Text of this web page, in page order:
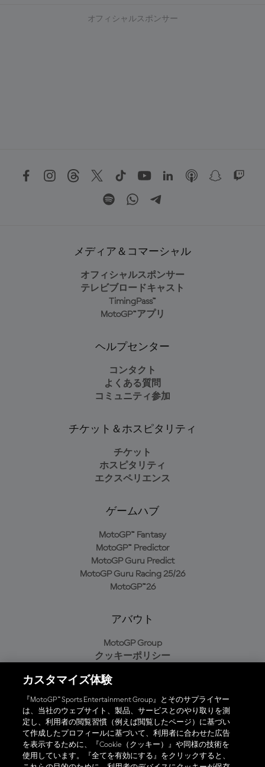
オフィシャルスポンサー
メディア＆コマーシャル
オフィシャルスポンサー
テレビブロードキャスト
TimingPass™
MotoGP™アプリ
ヘルプセンター
コンタクト
よくある質問
コミュニティ参加
チケット＆ホスピタリティ
チケット
ホスピタリティ
エクスペリエンス
ゲームハブ
MotoGP™ Fantasy
MotoGP™ Predictor
MotoGP Guru Predict
MotoGP Guru Racing 25/26
MotoGP™26
アバウト
MotoGP Group
クッキーポリシー
プライバシーポリシー
購入ポリシー
オフィシャルアプリ
カスタマイズ体験
『MotoGP™ Sports Entertainment Group』とそのサプライヤー
は、当社のウェブサイト、製品、サービスとのやり取りを測
定し、利用者の閲覧習慣（例えば閲覧したページ）に基づい
て作成したプロフィールに基づいて、利用者に合わせた広告
を表示するために、『Cookie（クッキー）』や同様の技術を
使用しています。『全てを有効にする』をクリックすると、